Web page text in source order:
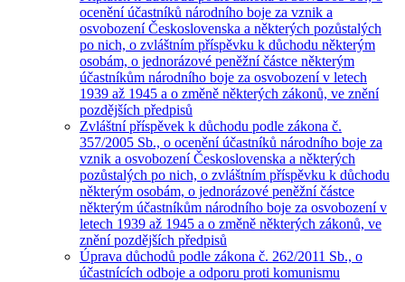
ocenění účastníků národního boje za vznik a
osvobození Československa a některých pozůstalých
po nich, o zvláštním příspěvku k důchodu některým
osobám, o jednorázové peněžní částce některým
účastníkům národního boje za osvobození v letech
1939 až 1945 a o změně některých zákonů, ve znění
pozdějších předpisů
Zvláštní příspěvek k důchodu podle zákona č.
357/2005 Sb., o ocenění účastníků národního boje za
vznik a osvobození Československa a některých
pozůstalých po nich, o zvláštním příspěvku k důchodu
některým osobám, o jednorázové peněžní částce
některým účastníkům národního boje za osvobození v
letech 1939 až 1945 a o změně některých zákonů, ve
znění pozdějších předpisů
Úprava důchodů podle zákona č. 262/2011 Sb., o
účastnících odboje a odporu proti komunismu